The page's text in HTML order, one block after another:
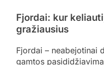
Fjordai: kur
gražiausius
Fjordai – neabejotinai
gamtos